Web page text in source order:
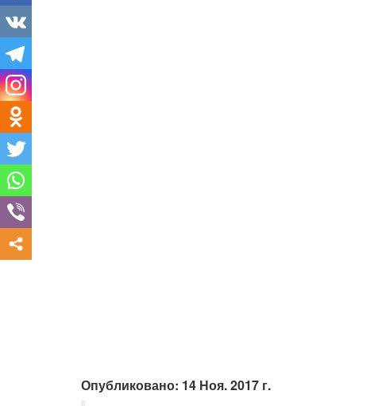
Опубликовано: 14 Ноя. 2017 г.